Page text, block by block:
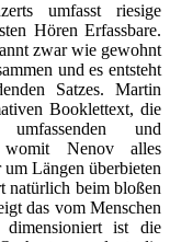
umfasst riesige
Hören Erfassbare.
zwar wie gewohnt
und es entsteht
Satzes. Martin
Booklettext, die
und
womit Nenov alles
Längen überbieten
natürlich beim bloßen
das vom Menschen
ist die